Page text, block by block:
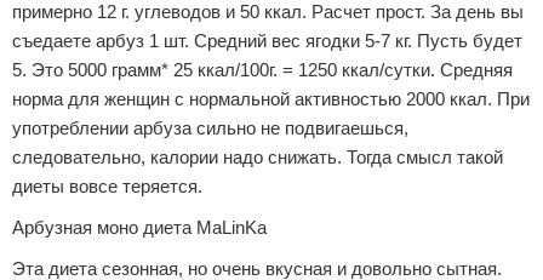
примерно 12 г. углеводов и 50 ккал. Расчет прост. За день вы
съедаете арбуз 1 шт. Средний вес ягодки 5-7 кг. Пусть будет
5. Это 5000 грамм* 25 ккал/100г. = 1250 ккал/сутки. Средняя
норма для женщин с нормальной активностью 2000 ккал. При
употреблении арбуза сильно не подвигаешься,
следовательно, калории надо снижать. Тогда смысл такой
диеты вовсе теряется.
Арбузная моно диета MaLinKa
Эта диета сезонная, но очень вкусная и довольно сытная.